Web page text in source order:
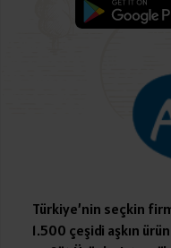
Türkiye’nin seçkin
1.500 çeşidi aşkın